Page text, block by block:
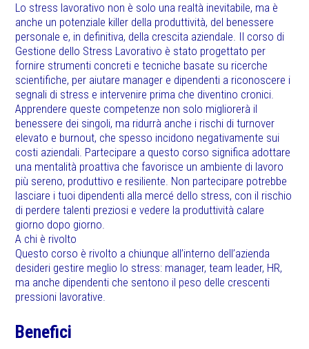
Lo stress lavorativo non è solo una realtà inevitabile, ma è
anche un potenziale killer della produttività, del benessere
personale e, in definitiva, della crescita aziendale. Il corso di
Gestione dello Stress Lavorativo è stato progettato per
fornire strumenti concreti e tecniche basate su ricerche
scientifiche, per aiutare manager e dipendenti a riconoscere i
segnali di stress e intervenire prima che diventino cronici.
Apprendere queste competenze non solo migliorerà il
benessere dei singoli, ma ridurrà anche i rischi di turnover
elevato e burnout, che spesso incidono negativamente sui
costi aziendali. Partecipare a questo corso significa adottare
una mentalità proattiva che favorisce un ambiente di lavoro
più sereno, produttivo e resiliente. Non partecipare potrebbe
lasciare i tuoi dipendenti alla mercé dello stress, con il rischio
di perdere talenti preziosi e vedere la produttività calare
giorno dopo giorno.
A chi è rivolto
Questo corso è rivolto a chiunque all’interno dell’azienda
desideri gestire meglio lo stress: manager, team leader, HR,
ma anche dipendenti che sentono il peso delle crescenti
pressioni lavorative.
Benefici